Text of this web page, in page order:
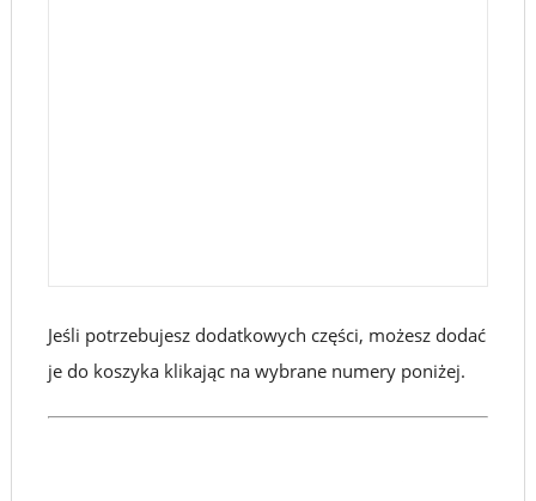
Jeśli potrzebujesz dodatkowych części, możesz dodać
je do koszyka klikając na wybrane numery poniżej.